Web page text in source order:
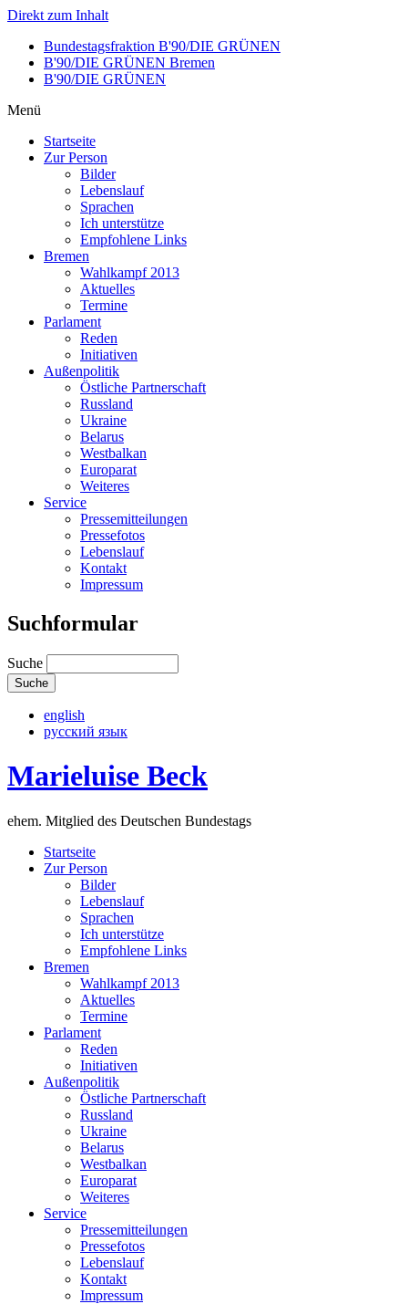
Direkt zum Inhalt
Bundestagsfraktion B'90/DIE GRÜNEN
B'90/DIE GRÜNEN Bremen
B'90/DIE GRÜNEN
Menü
Startseite
Zur Person
Bilder
Lebenslauf
Sprachen
Ich unterstütze
Empfohlene Links
Bremen
Wahlkampf 2013
Aktuelles
Termine
Parlament
Reden
Initiativen
Außenpolitik
Östliche Partnerschaft
Russland
Ukraine
Belarus
Westbalkan
Europarat
Weiteres
Service
Pressemitteilungen
Pressefotos
Lebenslauf
Kontakt
Impressum
Suchformular
Suche
english
русский язык
Marieluise Beck
ehem. Mitglied des Deutschen Bundestags
Startseite
Zur Person
Bilder
Lebenslauf
Sprachen
Ich unterstütze
Empfohlene Links
Bremen
Wahlkampf 2013
Aktuelles
Termine
Parlament
Reden
Initiativen
Außenpolitik
Östliche Partnerschaft
Russland
Ukraine
Belarus
Westbalkan
Europarat
Weiteres
Service
Pressemitteilungen
Pressefotos
Lebenslauf
Kontakt
Impressum